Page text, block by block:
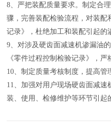
8、严把装配质量要求。制定合
骤，完善装配检验流程，对装
记录》，杜绝加工和装配引起的
9、对涉及硬齿面减速机渗漏油
《零件过程控制检验记录》，严
10、制定质量考核制度，提高管
11、加强对用户现场硬齿面减
装、使用、检修维护等环节引起